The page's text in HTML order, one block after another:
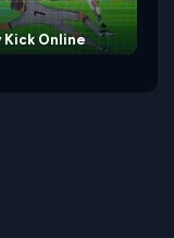
Kick Online